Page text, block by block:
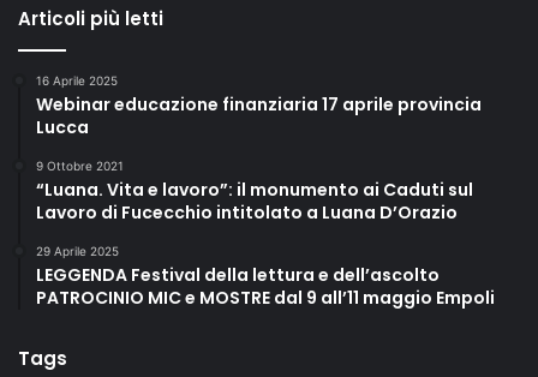
Articoli più letti
16 Aprile 2025
Webinar educazione finanziaria 17 aprile provincia
Lucca
9 Ottobre 2021
“Luana. Vita e lavoro”: il monumento ai Caduti sul
Lavoro di Fucecchio intitolato a Luana D’Orazio
29 Aprile 2025
LEGGENDA Festival della lettura e dell’ascolto
PATROCINIO MIC e MOSTRE dal 9 all’11 maggio Empoli
Tags